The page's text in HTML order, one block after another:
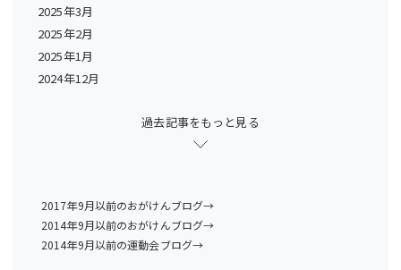
2025年3月
2025年2月
2025年1月
2024年12月
過去記事をもっと見る
2017年9月以前のおがけんブログ→
2014年9月以前のおがけんブログ→
2014年9月以前の運動会ブログ→